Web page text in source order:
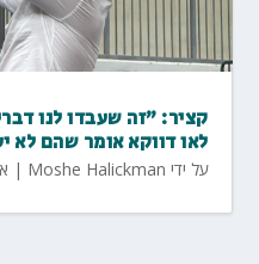
קציר: "זה שעבדו לנו
לאו דווקא אומר שהם לא
על ידי Moshe Halickman
|